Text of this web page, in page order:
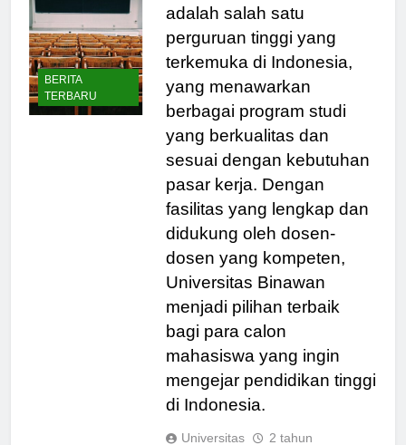
BERITA
TERBARU
Universitas Binawan
adalah salah satu
perguruan tinggi yang
terkemuka di Indonesia,
yang menawarkan
berbagai program studi
yang berkualitas dan
sesuai dengan kebutuhan
pasar kerja. Dengan
fasilitas yang lengkap dan
didukung oleh dosen-
dosen yang kompeten,
Universitas Binawan
menjadi pilihan terbaik
bagi para calon
mahasiswa yang ingin
mengejar pendidikan tinggi